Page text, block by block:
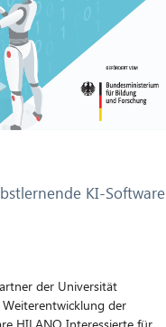
KI-Software
der Universität
der
HILANO Interessierte für